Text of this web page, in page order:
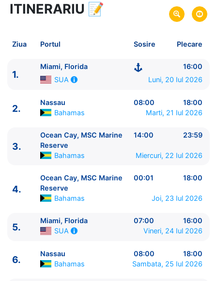
8 zile vacanta de croaziera in
link oferta
Plecare pe 20 Iul 2026 din Miami, Florida, SUA
MSC Cruises
Ziua | Portul | Sosire - Plecare
----------------------------------------
Nassau Bahamas
08:00 - 18:00
3.
Ocean Cay, MSC Marine Reserve Bahamas 14:00
ITINERARIU 📝
Ziua Portul Sosire Plecare
1.
Miami, Florida
16:00
SUA
Luni, 20 Iul 2026
2.
Nassau 08:00
18:00
Bahamas
Marti, 21 Iul 2026
3.
Ocean Cay, MSC Marine
Reserve
14:00 23:59
Bahamas Miercuri, 22 Iul 2026
4.
Ocean Cay, MSC Marine
Reserve
00:01 18:00
Bahamas Joi, 23 Iul 2026
5.
Miami, Florida 07:00
16:00
SUA
Vineri, 24 Iul 2026
6.
Nassau 08:00
18:00
Bahamas
Sambata, 25 Iul 2026